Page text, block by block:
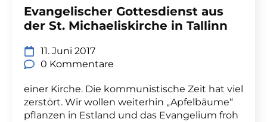
Evangelischer Gottesdienst aus
der St. Michaeliskirche in Tallinn
11. Juni 2017
0 Kommentare
einer Kirche. Die kommunistische Zeit hat viel
zerstört. Wir wollen weiterhin „Apfelbäume“
pflanzen in Estland und das Evangelium froh